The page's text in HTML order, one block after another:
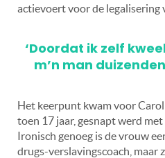
actievoert voor de legalisering
‘Doordat ik zelf
m’n man
Het keerpunt kwam voor
toen 17 jaar, gesnapt werd
Ironisch genoeg is de vrouw
drugs-verslavingscoach, maar